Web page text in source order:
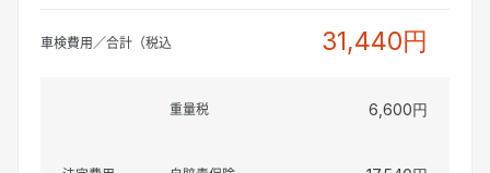
車検費用／合計（税込 31,440円
重量税 6,600円